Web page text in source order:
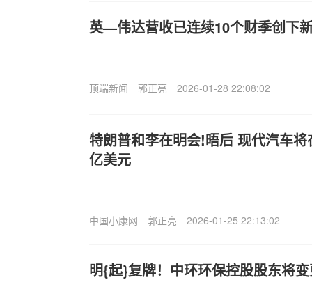
英—伟达营收已连续10个财季创下
顶端新闻 郭正亮 2026-01-28 22:08:02
特朗普和李在明会!晤后 现代汽车
亿美元
中国小康网 郭正亮 2026-01-25 22:13:02
明{起}复牌！中环环保控股股东将